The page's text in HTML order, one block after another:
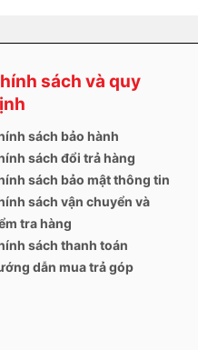
sách và quy
sách bảo hành
sách đổi trả hàng
sách bảo mật thông tin
sách vận chuyển và
tra hàng
sách thanh toán
dẫn mua trả góp